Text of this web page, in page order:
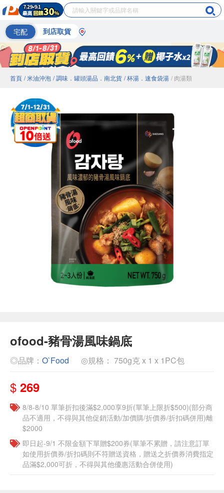
宅配 到店取貨
首頁 / 米油沖泡 / 調味．罐頭湯品．南北貨 / 杯湯．速食袋湯 / 肉湯類
ofood-豬骨湯風味鍋底
◎品牌： O`Food ◎規格： 750g克 x 1 x 1PC包
$ 269
8/8-8/10 單筆折扣後滿$2,000享9折(單筆上限折$500)(部分商
品不適用，不得與其他促銷活動/加價購/折價券/折扣碼併用)離
$2000
即日起-9/1 不限金額下單贈$200券(單筆不累贈，請注意訂單
如使用折價券/折扣碼則不符贈送資格，贈送之折價券消費指定
品滿$2,000可折，不得與其他優惠活動合併使用)